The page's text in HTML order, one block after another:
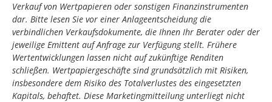
Verkauf von Wertpapieren oder sonstigen Finanzinstrumenten
dar. Bitte lesen Sie vor einer Anlageentscheidung die
verbindlichen Verkaufsdokumente, die Ihnen Ihr Berater oder der
jeweilige Emittent auf Anfrage zur Verfügung stellt. Frühere
Wertentwicklungen lassen nicht auf zukünftige Renditen
schließen. Wertpapiergeschäfte sind grundsätzlich mit Risiken,
insbesondere dem Risiko des Totalverlustes des eingesetzten
Kapitals, behaftet. Diese Marketingmitteilung unterliegt nicht